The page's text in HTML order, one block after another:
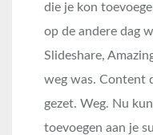
die je kon
op de andere dag
Slideshare,
weg was. Content
gezet. Weg. Nu
toevoegen aan je